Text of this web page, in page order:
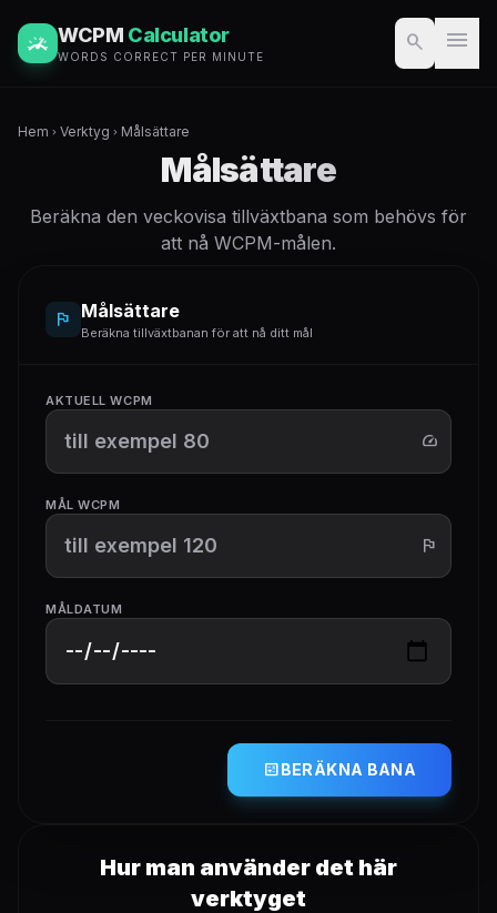
WCPM Calculator
WORDS CORRECT PER MINUTE
search menu
Hem chevron_right Verktyg chevron_right Målsättare
Målsättare
Beräkna den veckovisa tillväxtbana som behövs för
att nå WCPM-målen.
flag Målsättare
Beräkna tillväxtbanan för att nå ditt mål
AKTUELL WCPM
speed
MÅL WCPM
flag
MÅLDATUM
calculateBERÄKNA BANA
Hur man använder det här
verktyget